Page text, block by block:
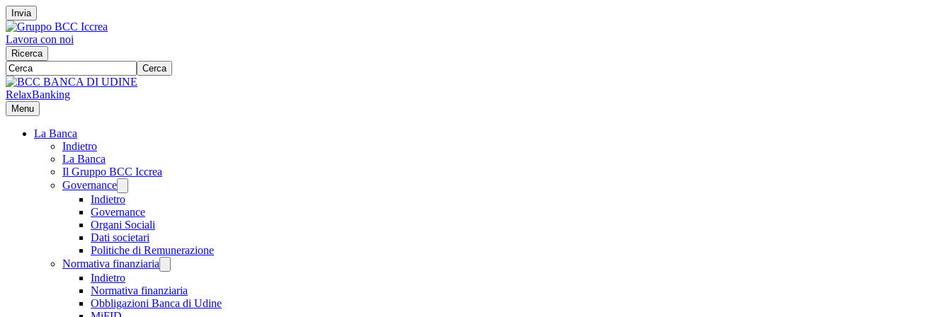
Invia
Lavora con noi
Ricerca
Cerca
RelaxBanking
Menu
La Banca
Indietro
La Banca
Il Gruppo BCC Iccrea
Governance
Indietro
Governance
Organi Sociali
Dati societari
Politiche di Remunerazione
Normativa finanziaria
Indietro
Normativa finanziaria
Obbligazioni Banca di Udine